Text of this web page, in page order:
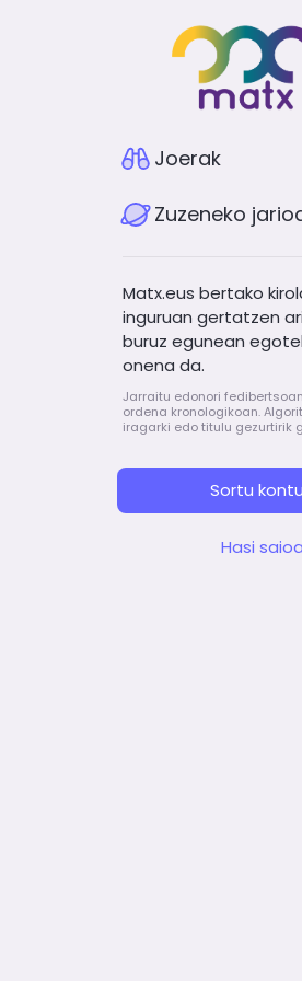
Joerak
Zuzeneko
Matx.eus bertako
inguruan gertatzen
buruz egunean
onena da.
Jarraitu edonori
ordena kronologikoan.
iragarki edo titulu gezurtirik
Sortu
Hasi saioa